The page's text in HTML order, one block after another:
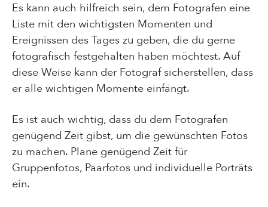
Es kann auch hilfreich sein, dem Fotografen eine
Liste mit den wichtigsten Momenten und
Ereignissen des Tages zu geben, die du gerne
fotografisch festgehalten haben möchtest. Auf
diese Weise kann der Fotograf sicherstellen, dass
er alle wichtigen Momente einfängt.
Es ist auch wichtig, dass du dem Fotografen
genügend Zeit gibst, um die gewünschten Fotos
zu machen. Plane genügend Zeit für
Gruppenfotos, Paarfotos und individuelle Porträts
ein.